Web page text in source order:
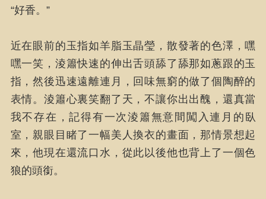
“好香。”
近在眼前的玉指如羊脂玉晶瑩，散發著的色澤，嘿
嘿一笑，淩簫快速的伸出舌頭舔了舔那如蔥跟的玉
指，然後迅速遠離連月，回味無窮的做了個陶醉的
表情。淩簫心裏笑翻了天，不讓你出出醜，還真當
我不存在，記得有一次淩簫無意間闖入連月的臥
室，親眼目睹了一幅美人換衣的畫面，那情景想起
來，他現在還流口水，從此以後他也背上了一個色
狼的頭銜。